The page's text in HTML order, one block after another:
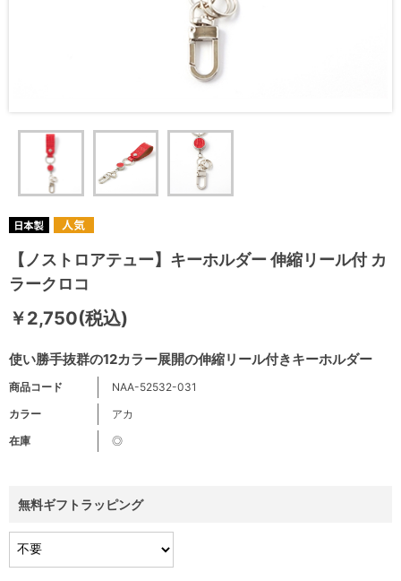
【ノストロアテュー】キーホルダー 伸縮リール付 カ
ラークロコ
使い勝手抜群の12カラー展開の伸縮リール付きキーホルダー
￥2,750(税込)
商品コード
NAA-52532-031
カラー
アカ
在庫
◎
無料ギフトラッピング